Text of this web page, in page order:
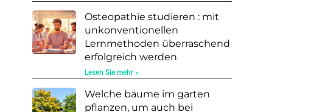
Osteopathie studieren : mit
unkonventionellen
Lernmethoden überraschend
erfolgreich werden
Lesen Sie mehr »
Welche bäume im garten
pflanzen, um auch bei